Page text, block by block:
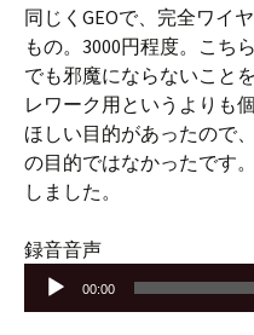
同じくGEOで、完全ワイ
もの。3000円程度。こち
でも邪魔にならないこと
レワーク用というよりも
ほしい目的があったので
の目的ではなかったです
しました。
録音音声音
プ
00:00